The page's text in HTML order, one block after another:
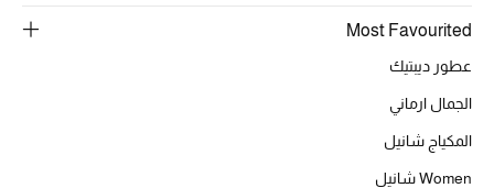
تشكيلة المناسبات للنساء
الملابس الرياضية النسائية
Most Favourited
عطور ديبتيك
الجمال ارماني
المكياج شانيل
Women شانيل